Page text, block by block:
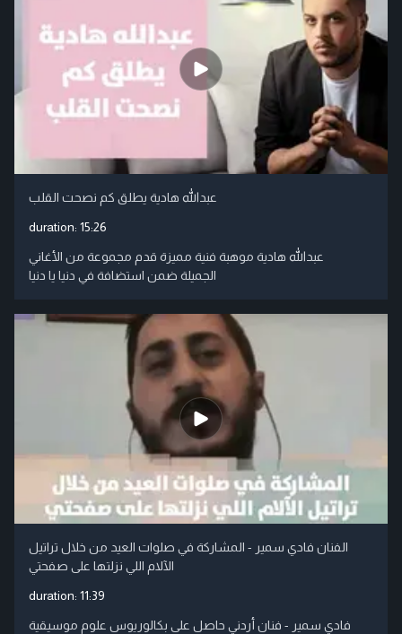
عبدالله هادية يطلق كم نصحت القلب
duration: 15:26
عبدالله هادية موهبة فنية مميزة قدم مجموعة من الأغاني
الجميلة ضمن استضافة في دنيا يا دنيا
الفنان فادي سمير - المشاركة في صلوات العيد من خلال تراتيل
الآلام اللي نزلتها على صفحتي
duration: 11:39
فادي سمير - فنان أردني حاصل على بكالوريوس علوم موسيقية